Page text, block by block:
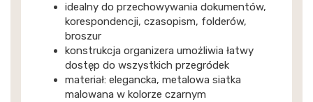
idealny do przechowywania dokumentów,
korespondencji, czasopism, folderów,
broszur
konstrukcja organizera umożliwia łatwy
dostęp do wszystkich przegródek
materiał: elegancka, metalowa siatka
malowana w kolorze czarnym